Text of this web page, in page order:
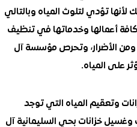
تؤدي لتلوث المياه وبالتالي
أعمالها وخدماتها في تنظيف
ومن الأضرار، وتحرص مؤسسة آل
على المياه.
وتعقيم المياه التي توجد
خزانات بحي السليمانية آل